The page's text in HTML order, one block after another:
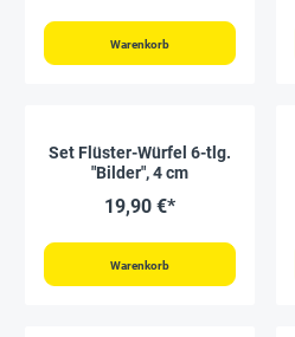
Warenkorb
Set Flüster-Würfel 6-tlg.
"Bilder", 4 cm
19,90 €*
Warenkorb